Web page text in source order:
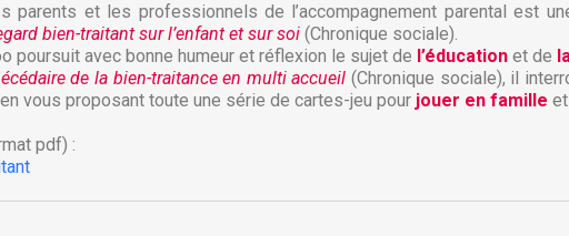
Ajouter à ma liste d'envies
Créer une liste d'envies
Connexion
d'envies.
parents et les professionnels de l’accompagnement parental est
bien-traitant sur l’enfant et sur soi (Chronique sociale).
poursuit avec bonne humeur et réflexion le sujet de l’éducation et de
de la bien-traitance en multi accueil (Chronique sociale), il
vous proposant toute une série de cartes-jeu pour jouer en famille et
pdf) :